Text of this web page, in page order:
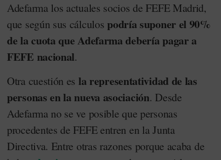
Adefarma los actuales socios de FEFE Madrid,
que según sus cálculos podría suponer el 90%
de la cuota que Adefarma debería pagar a
FEFE nacional.
Otra cuestión es la representatividad de las
personas en la nueva asociación. Desde
Adefarma no se ve posible que personas
procedentes de FEFE entren en la Junta
Directiva. Entre otras razones porque acaba de